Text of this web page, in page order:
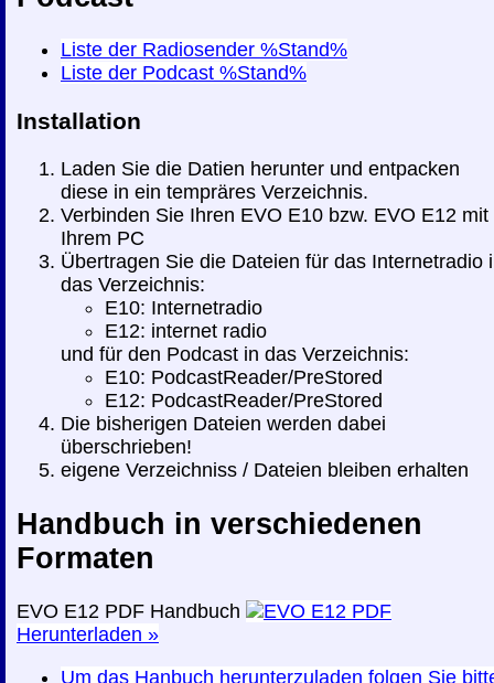
Liste der Radiosender %Stand%
Liste der Podcast %Stand%
Installation
Laden Sie die Datien herunter und entpacken
diese in ein tempräres Verzeichnis.
Verbinden Sie Ihren EVO E10 bzw. EVO E12 mit
Ihrem PC
Übertragen Sie die Dateien für das Internetradio
das Verzeichnis:
E10: Internetradio
E12: internet radio
und für den Podcast in das Verzeichnis:
E10: PodcastReader/PreStored
E12: PodcastReader/PreStored
Die bisherigen Dateien werden dabei
überschrieben!
eigene Verzeichniss / Dateien bleiben erhalten
Handbuch in verschiedenen
Formaten
EVO E12 PDF Handbuch
Herunterladen »
Um das Hanbuch herunterzuladen folgen Sie